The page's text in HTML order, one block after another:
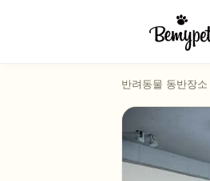
반려동물 동반장소